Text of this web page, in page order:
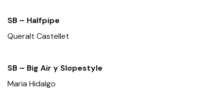
SB – Halfpipe
Queralt Castellet
SB – Big Air y Slopestyle
Maria Hidalgo